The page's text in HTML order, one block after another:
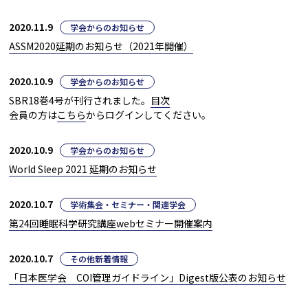
2020.11.9 学会からのお知らせ
ASSM2020延期のお知らせ（2021年開催）
2020.10.9 学会からのお知らせ
SBR18巻4号が刊行されました。 目次
会員の方はこちらからログインしてください。
2020.10.9 学会からのお知らせ
World Sleep 2021 延期のお知らせ
2020.10.7 学術集会・セミナー・関連学会
第24回睡眠科学研究講座webセミナー開催案内
2020.10.7 その他新着情報
「日本医学会 COI管理ガイドライン」Digest版公表のお知らせ